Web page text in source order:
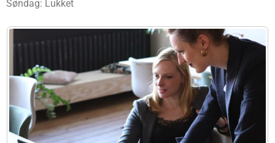
Søndag: Lukket